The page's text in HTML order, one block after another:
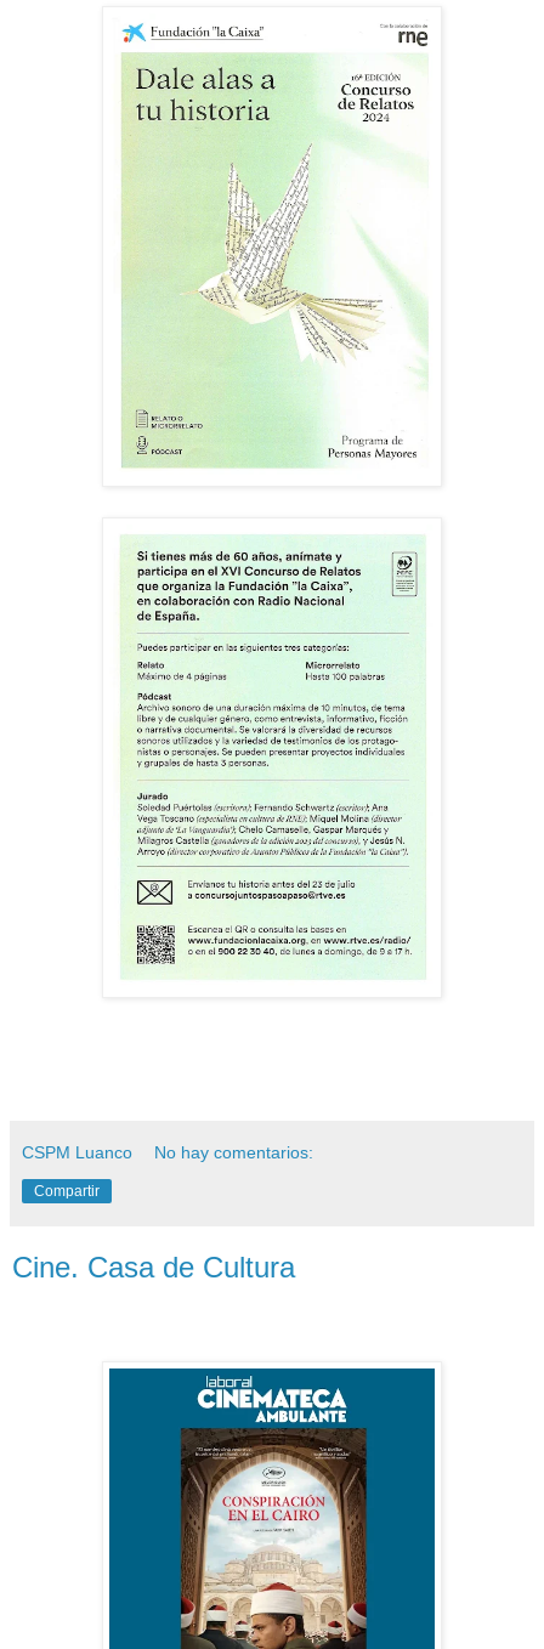
CSPM Luanco No hay comentarios:
Compartir
Cine. Casa de Cultura